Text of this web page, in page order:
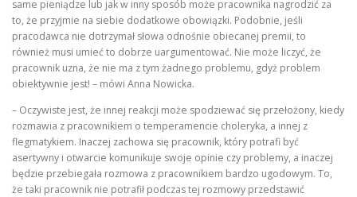
same pieniądze lub jak w inny sposób może pracownika nagrodzić za
to, że przyjmie na siebie dodatkowe obowiązki. Podobnie, jeśli
pracodawca nie dotrzymał słowa odnośnie obiecanej premii, to
również musi umieć to dobrze uargumentować. Nie może liczyć, że
pracownik uzna, że nie ma z tym żadnego problemu, gdyż problem
obiektywnie jest! – mówi Anna Nowicka.
– Oczywiste jest, że innej reakcji może spodziewać się przełożony, kiedy
rozmawia z pracownikiem o temperamencie choleryka, a innej z
flegmatykiem. Inaczej zachowa się pracownik, który potrafi być
asertywny i otwarcie komunikuje swoje opinie czy problemy, a inaczej
będzie przebiegała rozmowa z pracownikiem bardzo ugodowym. To,
że taki pracownik nie potrafił podczas tej rozmowy przedstawić